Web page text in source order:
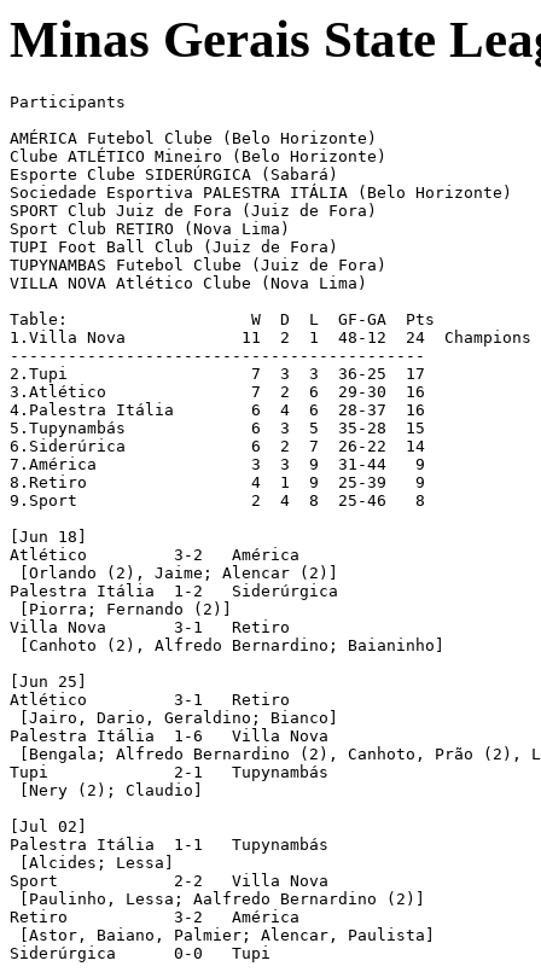
Minas Gerais State
Participants
AMÉRICA Futebol Clube (Belo Horizonte)
Clube ATLÉTICO Mineiro (Belo Horizonte)
Esporte Clube SIDERÚRGICA (Sabará)
Sociedade Esportiva PALESTRA ITÁLIA (Belo Horizonte)
SPORT Club Juiz de Fora (Juiz de Fora)
Sport Club RETIRO (Nova Lima)
TUPI Foot Ball Club (Juiz de Fora)
TUPYNAMBAS Futebol Clube (Juiz de Fora)
VILLA NOVA Atlético Clube (Nova Lima)
Table:			 W  D  L  GF-GA  Pts
1.Villa Nova		11  2  1  48-12  24  Champions
-------------------------------------------
2.Tupi			 7  3  3  36-25  17
3.Atlético		 7  2  6  29-30  16
4.Palestra Itália	 6  4  6  28-37  16
5.Tupynambás		 6  3  5  35-28  15
6.Siderúrica		 6  2  7  26-22  14
7.América		 3  3  9  31-44   9
8.Retiro		 4  1  9  25-39   9
9.Sport			 2  4  8  25-46   8
[Jun 18]
Atlético	 3-2   América
[Orlando (2), Jaime; Alencar (2)]
Palestra Itália	 1-2   Siderúrgica
[Piorra; Fernando (2)]
Villa Nova	 3-1   Retiro
[Canhoto (2), Alfredo Bernardino; Baianinho]
[Jun 25]
Atlético	 3-1   Retiro
[Jairo, Dario, Geraldino; Bianco]
Palestra Itália	 1-6   Villa Nova
[Bengala; Alfredo Bernardino (2), Canhoto, Prão (2),
Tupi		 2-1   Tupynambás
[Nery (2); Claudio]
[Jul 02]
Palestra Itália	 1-1   Tupynambás
[Alcides; Lessa]
Sport		 2-2   Villa Nova
[Paulinho, Lessa; Aalfredo Bernardino (2)]
Retiro		 3-2   América
[Astor, Baiano, Palmier; Alencar, Paulista]
Siderúrgica	 0-0   Tupi